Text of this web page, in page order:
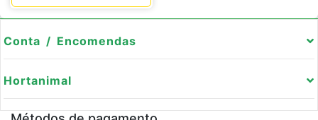
Conta / Encomendas
Hortanimal